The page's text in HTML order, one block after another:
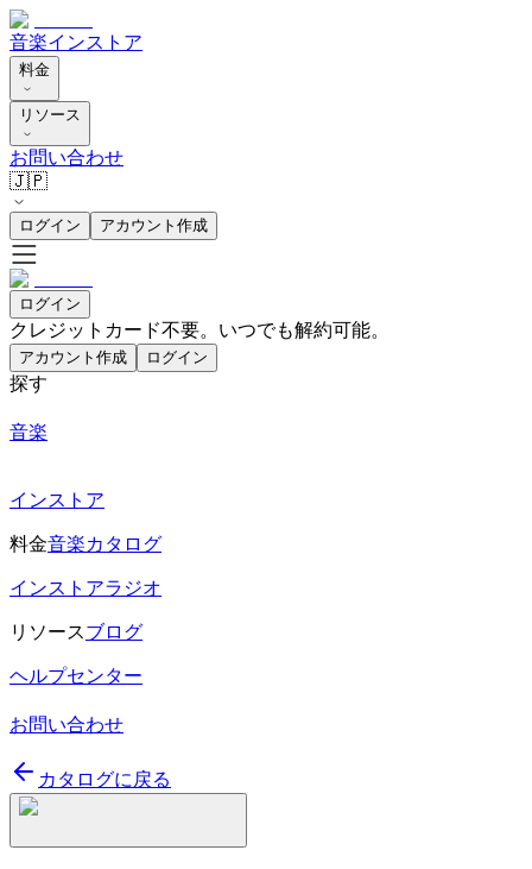
音楽インストア
料金
リソース
お問い合わせ
🇯🇵
ログイン アカウント作成
ログイン
クレジットカード不要。いつでも解約可能。
アカウント作成 ログイン
探す
音楽
インストア
料金音楽カタログ
インストアラジオ
リソースブログ
ヘルプセンター
お問い合わせ
カタログに戻る